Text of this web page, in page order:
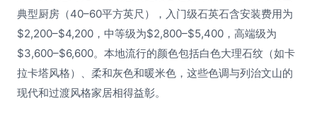
典型厨房（40–60平方英尺），入门级石英石含安装费用为
$2,200–$4,200，中等级为$2,800–$5,400，高端级为
$3,600–$6,600。本地流行的颜色包括白色大理石纹（如卡
拉卡塔风格）、柔和灰色和暖米色，这些色调与列治文山的
现代和过渡风格家居相得益彰。